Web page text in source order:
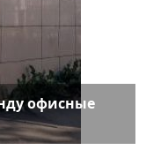
офисные